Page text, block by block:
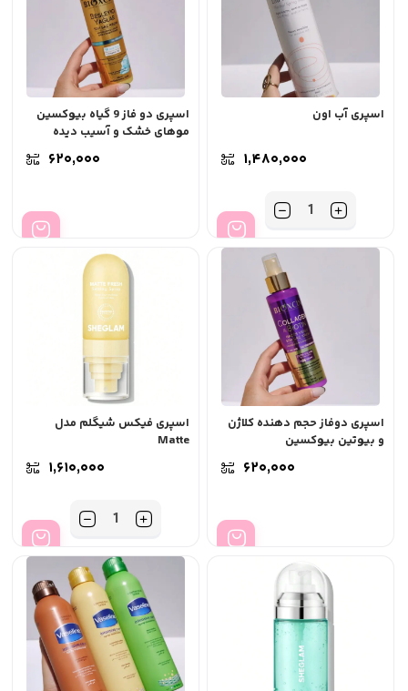
اسپری آب اون
۱,۴۸۰,۰۰۰
تعداد
اسپری دو فاز 9 گیاه بیوکسین
موهای خشک و آسیب دیده
۶۲۰,۰۰۰
اسپری دوفاز حجم دهنده کلاژن
و بیوتین بیوکسین
۶۲۰,۰۰۰
اسپری فیکس شیگلم مدل
Matte
۱,۶۱۰,۰۰۰
تعداد